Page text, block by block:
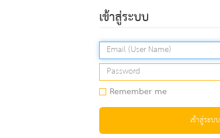
เข้าสู่ระบบ
Remember me
เข้าสู่ระบบ